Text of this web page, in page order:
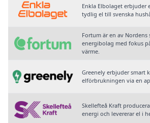
Enkla Elbolaget erbjuder
tydlig el till svenska
Fortum är en av Nordens
energibolag med fokus
värme.
Greenely erbjuder smart
elförbrukningen via en
Skellefteå Kraft
energi och levererar el i